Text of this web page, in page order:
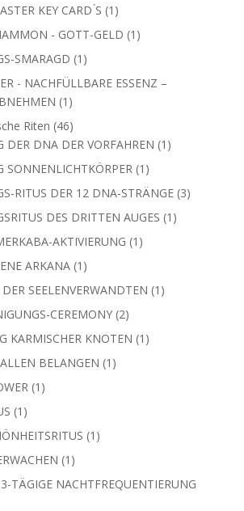
KEY CARD ́S 1 1
Produkt
- GOTT-GELD 1 1
SMARAGD 1 1
Produkt
- NACHFÜLLBARE ESSENZ –
1 1
Produkt
Riten 4646
Produkte
DER DNA DER VORFAHREN 1 1
SONNENLICHTKÖRPER 1 1
Produkt
RITUS DER 12 DNA-STRÄNGE 33
DES DRITTEN AUGES 1 1
AKTIVIERUNG 1 1
ARKANA 1 1
Produkt
SEELENVERWANDTEN 1 1
CEREMONY 22
Produkte
KARMISCHER KNOTEN 1 1
BELANGEN 1 1
1 1
1 1
Produkt
1 1
1 1
Produkt
TÄGIGE NACHTFREQUENTIERUNG